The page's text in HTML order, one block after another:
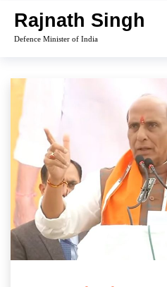
content
Rajnath Singh
Defence Minister of India